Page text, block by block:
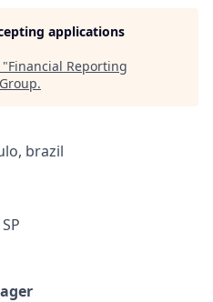
applications
Financial Reporting
.
brazil